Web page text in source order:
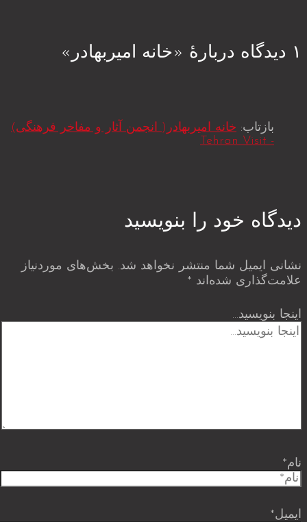
۱ دیدگاه دربارهٔ «خانه امیربهادر»
بازتاب: خانه امیربهادر( انجمن آثار و مفاخر فرهنگی)
- Tehran Visit
دیدگاه‌ خود را بنویسید
نشانی ایمیل شما منتشر نخواهد شد. بخش‌های موردنیاز
علامت‌گذاری شده‌اند *
اینجا بنویسید…
نام*
ایمیل*